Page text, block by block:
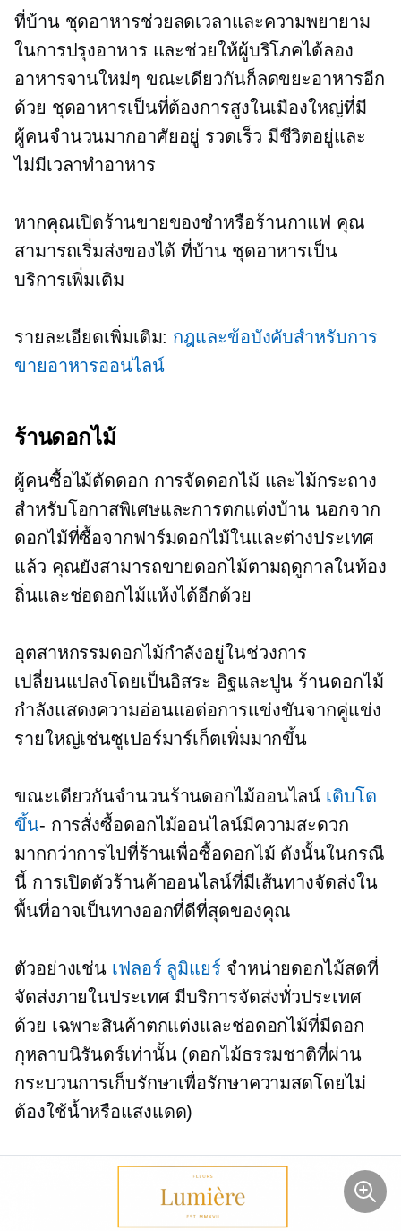
ที่บ้านชุดอาหารช่วยลดเวลาและความพยายาม
ในการปรุงอาหาร และช่วยให้ผู้บริโภคได้ลอง
อาหารจานใหม่ๆ ขณะเดียวกันก็ลดขยะอาหารอีก
ด้วย ชุดอาหารเป็นที่ต้องการสูงในเมืองใหญ่ที่มี
ผู้คนจำนวนมากอาศัยอยู่ รวดเร็ว มีชีวิตอยู่และ
ไม่มีเวลาทำอาหาร
หากคุณเปิดร้านขายของชำหรือร้านกาแฟ คุณ
สามารถเริ่มส่งของได้ที่บ้านชุดอาหารเป็น
บริการเพิ่มเติม
รายละเอียดเพิ่มเติม: กฎและข้อบังคับสำหรับการ
ขายอาหารออนไลน์
ร้านดอกไม้
ผู้คนซื้อไม้ตัดดอก การจัดดอกไม้ และไม้กระถาง
สำหรับโอกาสพิเศษและการตกแต่งบ้าน นอกจาก
ดอกไม้ที่ซื้อจากฟาร์มดอกไม้ในและต่างประเทศ
แล้ว คุณยังสามารถขายดอกไม้ตามฤดูกาลในท้อง
ถิ่นและช่อดอกไม้แห้งได้อีกด้วย
อุตสาหกรรมดอกไม้กำลังอยู่ในช่วงการ
เปลี่ยนแปลงโดยเป็นอิสระ อิฐและปูน ร้านดอกไม้
กำลังแสดงความอ่อนแอต่อการแข่งขันจากคู่แข่ง
รายใหญ่เช่นซูเปอร์มาร์เก็ตเพิ่มมากขึ้น
ขณะเดียวกันจำนวนร้านดอกไม้ออนไลน์ เติบโต
ขึ้น- การสั่งซื้อดอกไม้ออนไลน์มีความสะดวก
มากกว่าการไปที่ร้านเพื่อซื้อดอกไม้ ดังนั้นในกรณี
นี้ การเปิดตัวร้านค้าออนไลน์ที่มีเส้นทางจัดส่งใน
พื้นที่อาจเป็นทางออกที่ดีที่สุดของคุณ
ตัวอย่างเช่น เฟลอร์ ลูมิแยร์ จำหน่ายดอกไม้สดที่
จัดส่งภายในประเทศ มีบริการจัดส่งทั่วประเทศ
ด้วย เฉพาะสินค้าตกแต่งและช่อดอกไม้ที่มีดอก
กุหลาบนิรันดร์เท่านั้น (ดอกไม้ธรรมชาติที่ผ่าน
กระบวนการเก็บรักษาเพื่อรักษาความสดโดยไม่
ต้องใช้น้ำหรือแสงแดด)